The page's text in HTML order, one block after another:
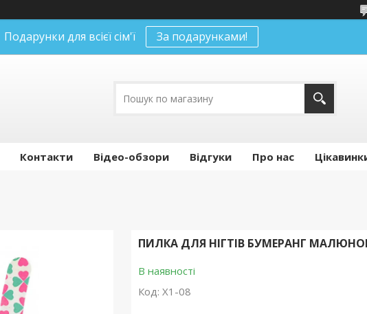
Подарунки для всієї сім'ї За подарунками!
Контакти Відео-обзори Відгуки Про нас
ПИЛКА ДЛЯ НІГТІВ БУМЕРАНГ
В наявності
Код: X1-08